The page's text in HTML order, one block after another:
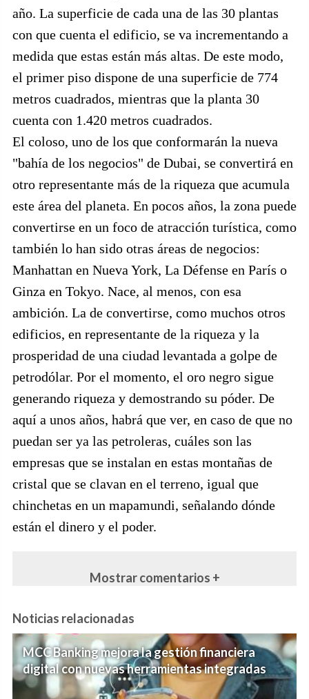
año. La superficie de cada una de las 30 plantas
con que cuenta el edificio, se va incrementando a
medida que estas están más altas. De este modo,
el primer piso dispone de una superficie de 774
metros cuadrados, mientras que la planta 30
cuenta con 1.420 metros cuadrados.
El coloso, uno de los que conformarán la nueva
"bahía de los negocios" de Dubai, se convertirá en
otro representante más de la riqueza que acumula
este área del planeta. En pocos años, la zona puede
convertirse en un foco de atracción turística, como
también lo han sido otras áreas de negocios:
Manhattan en Nueva York, La Défense en París o
Ginza en Tokyo. Nace, al menos, con esa
ambición. La de convertirse, como muchos otros
edificios, en representante de la riqueza y la
prosperidad de una ciudad levantada a golpe de
petrodólar. Por el momento, el oro negro sigue
generando riqueza y demostrando su póder. De
aquí a unos años, habrá que ver, en caso de que no
puedan ser ya las petroleras, cuáles son las
empresas que se instalan en estas montañas de
cristal que se clavan en el terreno, igual que
chinchetas en un mapamundi, señalando dónde
están el dinero y el poder.
Mostrar comentarios +
Noticias relacionadas
MCC Banking mejora la gestión financiera
digital con nuevas herramientas integradas